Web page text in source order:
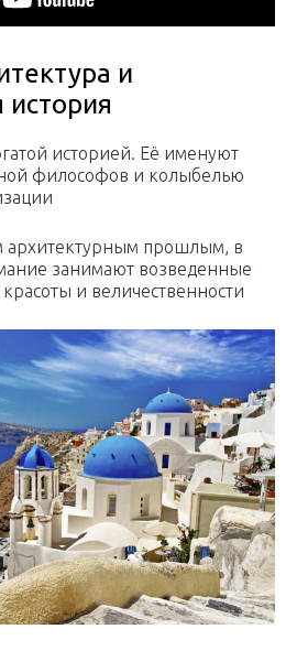
и
история
историей. Её именуют
философов и колыбелью
архитектурным прошлым, в
занимают возведенные
и величественности